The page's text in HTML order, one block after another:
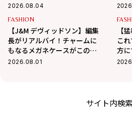
2026.08.04
FASHION
【J&M デヴィッドソン】編集
長がリアルバイ！チャームに
もなるメガネケースがこの夏
大活躍の予感
2026.08.01
【
こ
方に
サイト内検索